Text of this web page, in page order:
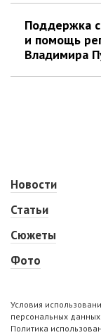
Поддержка
и помощь
Владимира
Новости
Статьи
Сюжеты
Фото
Условия
персональных данных
Политика